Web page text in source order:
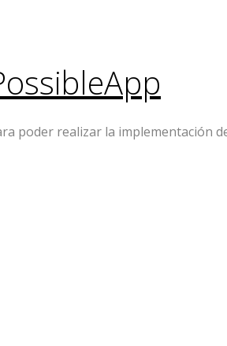
poder realizar la implementación